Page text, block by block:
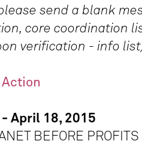
send a blank
core coordination
verification - info
April 18, 2015
BEFORE PROFITS